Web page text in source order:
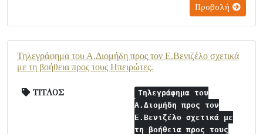
Προβολή
Τηλεγράφημα του Α.Διομήδη προς τον Ε.Βενιζέλο σχετικά
με τη βοήθεια προς τους Ηπειρώτες.
ΤΙΤΛΟΣ
Τηλεγράφημα του
Α.Διομήδη προς τον
Ε.Βενιζέλο σχετικά με
τη βοήθεια προς τους